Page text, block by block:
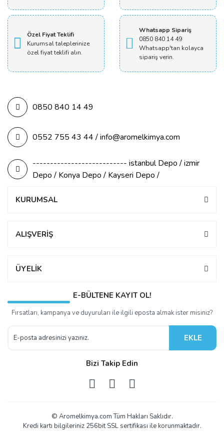
Özel Fiyat Teklifi
Kurumsal taleplerinize
özel fiyat teklifi alın.
Whatsapp Sipariş
0850 840 14 49
Whatsapp'tan kolayca
sipariş verin.
0850 840 14 49
0552 755 43 44 / info@aromelkimya.com
--------------------------- istanbul Depo / izmir
Depo / Konya Depo / Kayseri Depo /
KURUMSAL
ALIŞVERİŞ
ÜYELİK
E-BÜLTENE KAYIT OL!
Fırsatları, kampanya ve duyuruları ile ilgili eposta almak ister misiniz?
EKLE
Bizi Takip Edin
© Aromelkimya.com Tüm Hakları Saklıdır.
Kredi kartı bilgileriniz 256bit SSL sertifikası ile korunmaktadır.